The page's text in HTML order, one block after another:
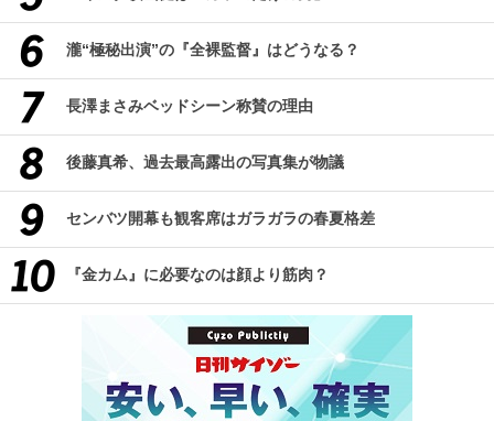
瀧“極秘出演”の『全裸監督』はどうなる？
長澤まさみベッドシーン称賛の理由
後藤真希、過去最高露出の写真集が物議
センバツ開幕も観客席はガラガラの春夏格差
『金カム』に必要なのは顔より筋肉？